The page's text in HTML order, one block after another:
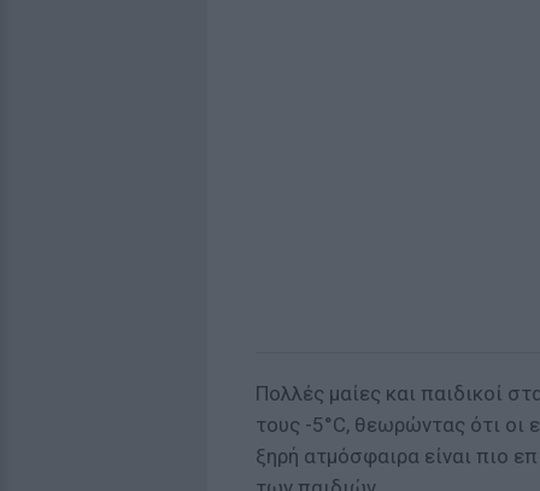
Πολλές μαίες και παιδικοί
τους -5°C, θεωρώντας ότι οι
ξηρή ατμόσφαιρα είναι πιο